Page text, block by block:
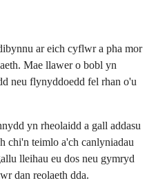
ar eich cyflwr a pha mor
Mae llawer o bobl yn
neu flynyddoedd fel rhan o'u
yn rheolaidd a gall addasu
chi'n teimlo a'ch canlyniadau
lleihau eu dos neu gymryd
dan reolaeth dda.